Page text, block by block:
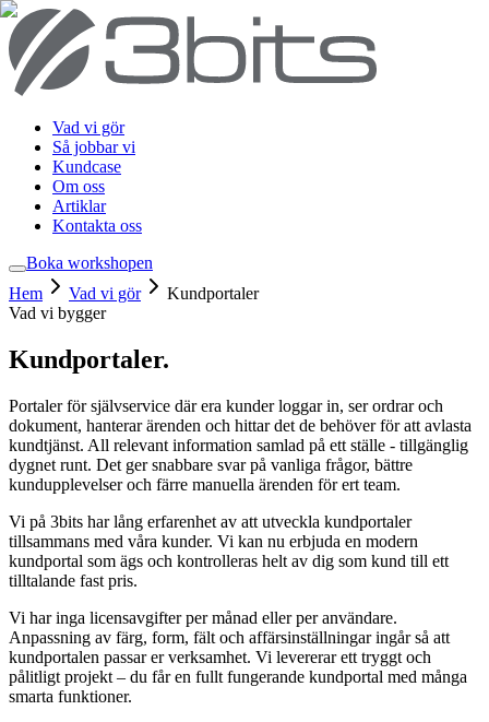
Vad vi gör
Så jobbar vi
Kundcase
Om oss
Artiklar
Kontakta oss
Boka workshopen
Hem
Vad vi gör
Kundportaler
Vad vi bygger
Kundportaler.
Portaler för självservice där era kunder loggar in, ser ordrar och
dokument, hanterar ärenden och hittar det de behöver för att avlasta
kundtjänst. All relevant information samlad på ett ställe - tillgänglig
dygnet runt. Det ger snabbare svar på vanliga frågor, bättre
kundupplevelser och färre manuella ärenden för ert team.
Vi på 3bits har lång erfarenhet av att utveckla kundportaler
tillsammans med våra kunder. Vi kan nu erbjuda en modern
kundportal som ägs och kontrolleras helt av dig som kund till ett
tilltalande fast pris.
Vi har inga licensavgifter per månad eller per användare.
Anpassning av färg, form, fält och affärsinställningar ingår så att
kundportalen passar er verksamhet. Vi levererar ett tryggt och
pålitligt projekt – du får en fullt fungerande kundportal med många
smarta funktioner.